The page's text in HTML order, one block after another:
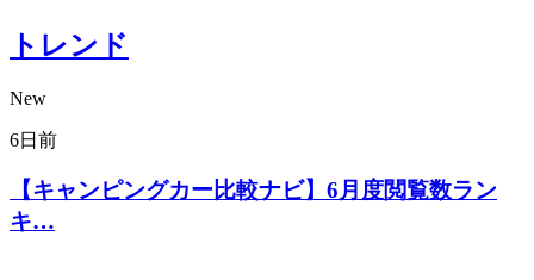
トレンド
New
6日前
【キャンピングカー比較ナビ】6月度閲覧数ラン
キ…